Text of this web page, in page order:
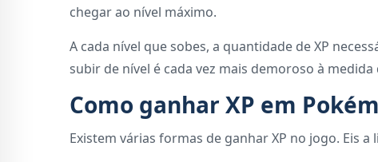
chegar ao nível máximo.
A cada nível que sobes, a quantidade de XP
subir de nível é cada vez mais demoroso à
Como ganhar XP em
Existem várias formas de ganhar XP no jogo. Eis